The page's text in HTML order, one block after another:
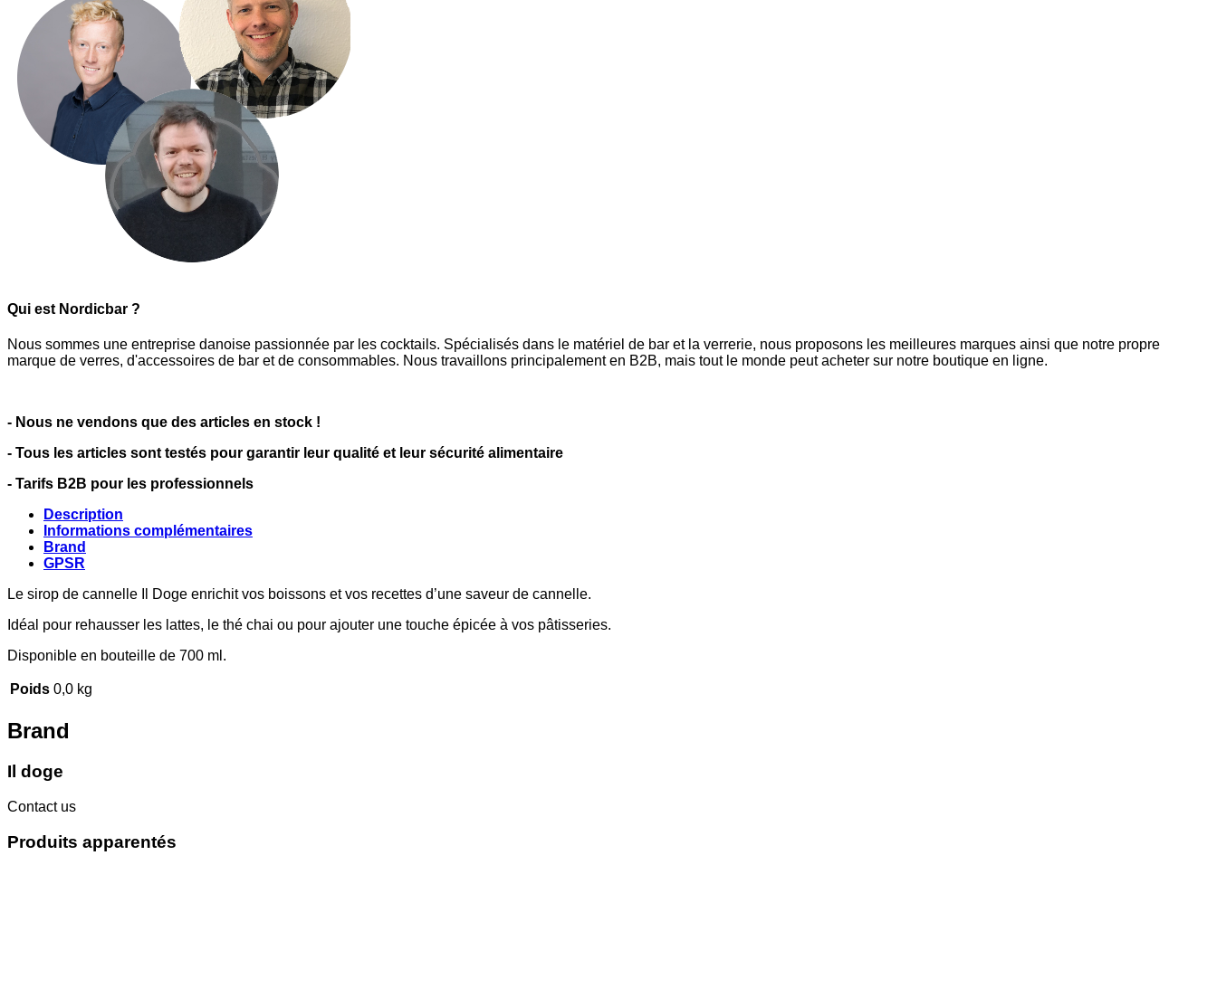
Qui est Nordicbar ?
Nous sommes une entreprise danoise passionnée par les cocktails. Spécialisés dans le matériel de bar et la verrerie, nous proposons les meilleures marques ainsi que notre propre
marque de verres, d'accessoires de bar et de consommables. Nous travaillons principalement en B2B, mais tout le monde peut acheter sur notre boutique en ligne.
- Nous ne vendons que des articles en stock !
- Tous les articles sont testés pour garantir leur qualité et leur sécurité alimentaire
- Tarifs B2B pour les professionnels
Description
Informations complémentaires
Brand
GPSR
Le sirop de cannelle Il Doge enrichit vos boissons et vos recettes d’une saveur de cannelle.
Idéal pour rehausser les lattes, le thé chai ou pour ajouter une touche épicée à vos pâtisseries.
Disponible en bouteille de 700 ml.
Poids 0,0 kg
Brand
Il doge
Contact us
Produits apparentés